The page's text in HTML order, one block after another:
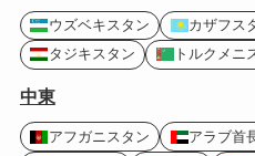
ウズベキスタン カザフス
タジキスタン
トルクメニ
中東
アフガニスタン アラブ首